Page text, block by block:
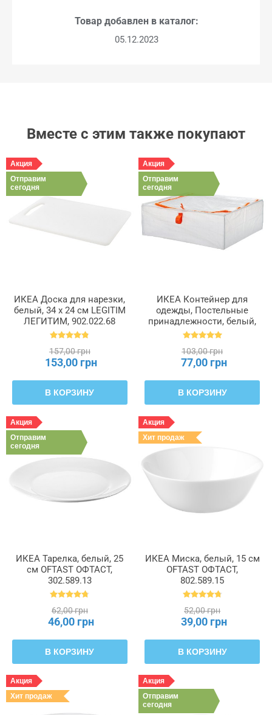
Товар добавлен в каталог:
05.12.2023
Вместе с этим также покупают
Акция
Отправим
сегодня
ИКЕА Доска для нарезки,
белый, 34 x 24 см LEGITIM
ЛЕГИТИМ, 902.022.68
157,00 грн
153,00 грн
В КОРЗИНУ
Акция
Отправим
сегодня
ИКЕА Контейнер для
одежды, Постельные
принадлежности, белый,
55 x 49 x 19 см PÄRKLA
103,00 грн
77,00 грн
В КОРЗИНУ
Акция
Отправим
сегодня
ИКЕА Тарелка, белый, 25
см OFTAST ОФТАСТ,
302.589.13
62,00 грн
46,00 грн
В КОРЗИНУ
Акция
Хит продаж
ИКЕА Миска, белый, 15 см
OFTAST ОФТАСТ,
802.589.15
52,00 грн
39,00 грн
В КОРЗИНУ
Акция
Хит продаж
Акция
Отправим
сегодня